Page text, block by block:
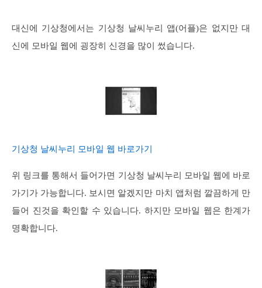
대신에 기상청에서는 기상청 날씨누리 앱(어플)은 없지만 대
신에 모바일 웹에 굉장히 신경을 많이 썼습니다.
기상청 날씨누리 모바일 웹 바로가기
위 링크를 통해서 들어가면 기상청 날씨누리 모바일 웹에 바로
가기가 가능합니다. 보시면 알겠지만 마치 앱처럼 깔끔하게 만
들어 진것을 확인할 수 있습니다. 하지만 모바일 웹은 한계가
명확합니다.